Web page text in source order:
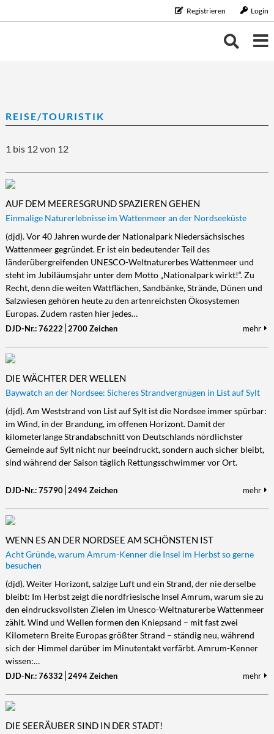
Registrieren Login
BILDUNG/BERUF
Aus-/Weiterbildung
Karriere
Ernährung
Diät/Gesunde Ernährung
FAMILIE/HAUSHALT
Familie/Haushalt
Tiere
GELD
Vorsorge/Versicherung
Wirtschaft/Recht
Gesundheit
Gesundheit/Vitalität
Vorsorge
Zahngesundheit
LEBENSART
Lebensart
Beauty
Freizeit
Kultur/Literatur
Mode
Soziales/Umwelt
Sport
Wellness
MOBILES LEBEN
Mobiles Leben
Auto/Motorrad
Fahrrad/E-Bike
Mobilität
REISE/TOURISTIK
Reise/Touristik
Landschaft/Berge
Meer
Städte/Kultur
Weitere Reisethemen
RUND UMS HAUS
Rund ums Haus
Garten
Haus
Ratgeber
TECHNIK
Technik
Hardware/Software
Kommunikation/Internet
REISE/TOURISTIK
1 bis 12 von 12
AUF DEM MEERESGRUND SPAZIEREN GEHEN
Einmalige Naturerlebnisse im Wattenmeer an der Nordseeküste
(djd). Vor 40 Jahren wurde der Nationalpark Niedersächsisches
Wattenmeer gegründet. Er ist ein bedeutender Teil des
länderübergreifenden UNESCO-Weltnaturerbes Wattenmeer und
steht im Jubiläumsjahr unter dem Motto „Nationalpark wirkt!“. Zu
Recht, denn die weiten Wattflächen, Sandbänke, Strände, Dünen und
Salzwiesen gehören heute zu den artenreichsten Ökosystemen
Europas. Zudem rasten hier jedes…
DJD-Nr.: 76222 2700 Zeichen mehr
DIE WÄCHTER DER WELLEN
Baywatch an der Nordsee: Sicheres Strandvergnügen in List auf Sylt
(djd). Am Weststrand von List auf Sylt ist die Nordsee immer spürbar:
im Wind, in der Brandung, im offenen Horizont. Damit der
kilometerlange Strandabschnitt von Deutschlands nördlichster
Gemeinde auf Sylt nicht nur beeindruckt, sondern auch sicher bleibt,
sind während der Saison täglich Rettungsschwimmer vor Ort.
DJD-Nr.: 75790 2494 Zeichen mehr
WENN ES AN DER NORDSEE AM SCHÖNSTEN IST
Acht Gründe, warum Amrum-Kenner die Insel im Herbst so gerne
besuchen
(djd). Weiter Horizont, salzige Luft und ein Strand, der nie derselbe
bleibt: Im Herbst zeigt die nordfriesische Insel Amrum, warum sie zu
den eindrucksvollsten Zielen im Unesco-Weltnaturerbe Wattenmeer
zählt. Wind und Wellen formen den Kniepsand – mit fast zwei
Kilometern Breite Europas größter Strand – ständig neu, während
sich der Himmel darüber im Minutentakt verfärbt. Amrum-Kenner
wissen:…
DJD-Nr.: 76332 2494 Zeichen mehr
DIE SEERÄUBER SIND IN DER STADT!